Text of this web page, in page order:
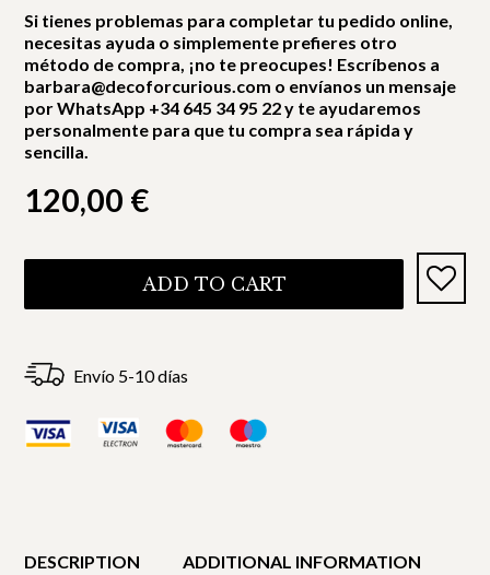
Si tienes problemas para completar tu pedido online,
necesitas ayuda o simplemente prefieres otro
método de compra, ¡no te preocupes! Escríbenos a
barbara@decoforcurious.com o envíanos un mensaje
por WhatsApp +34 645 34 95 22 y te ayudaremos
personalmente para que tu compra sea rápida y
sencilla.
120,00 €
ADD TO CART
Envío 5-10 días
DESCRIPTION ADDITIONAL INFORMATION